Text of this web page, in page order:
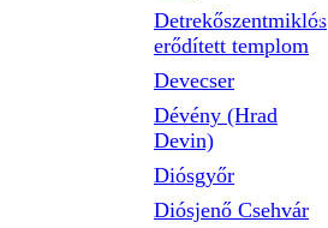
Detrekőszentmiklós
erődített templom
Devecser
Dévény (Hrad
Devin)
Diósgyőr
Diósjenő Csehvár